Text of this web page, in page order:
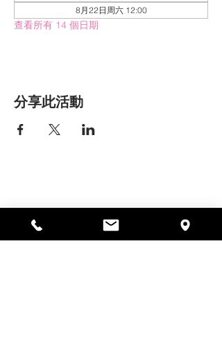
8月22日周六 12:00
查看所有 14 個日期
分享此活動
297 中央街，加德纳，马萨诸塞州
01440
978-364-0920